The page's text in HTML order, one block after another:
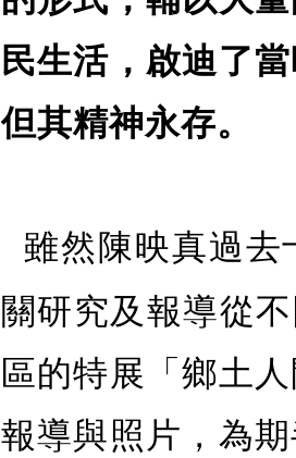
民生活，啟迪了
但其精神永存。
雖然陳映真過
關研究及報導從
區的特展「鄉土
報導與照片，為